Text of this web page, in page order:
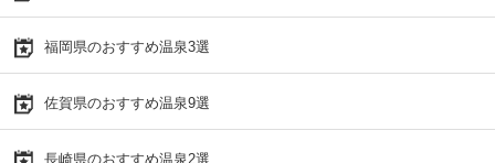
福岡県のおすすめ温泉3選
佐賀県のおすすめ温泉9選
長崎県のおすすめ温泉2選